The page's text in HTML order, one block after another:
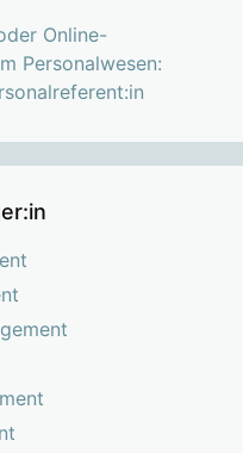
Online-
Personalwesen: